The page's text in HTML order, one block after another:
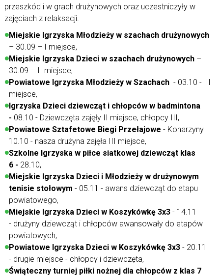
przeszkód i w grach drużynowych oraz uczestniczyły w
zajęciach z relaksacji.
Miejskie Igrzyska Młodzieży w szachach drużynowych
– 30.09 – I miejsce,
Miejskie Igrzyska Dzieci w szachach drużynowych –
30.09 – II miejsce,
Powiatowe Igrzyska Młodzieży w Szachach- 03.10 - II
miejsce,
Igrzyska Dzieci dziewcząt i chłopców w badmintona
- 08.10 - Dziewczęta zajęły II miejsce, chłopcy III,
Powiatowe Sztafetowe Biegi Przełajowe - Konarzyny
10.10 - nasza drużyna zajęła III miejsce,
Szkolne Igrzyska w piłce siatkowej dziewcząt klas
6 - 28.10,
Miejskie Igrzyska Dzieci i Młodzieży w drużynowym
tenisie stołowym - 05.11 - awans dziewcząt do etapu
powiatowego,
Miejskie Igrzyska Dzieci w Koszykówkę 3x3- 14.11
- drużyny dziewcząt i chłopców awansowały do etapów
powiatowych,
Powiatowe Igrzyska Dzieci w Koszykówkę 3x3- 20.11
- drugie miejsce - chłopcy i dziewczęta,
Świąteczny turniej piłki nożnej dla chłopców z klas 7